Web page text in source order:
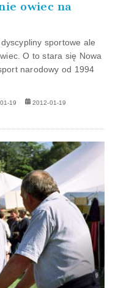
owiec na
sportowe ale
O to stara się Nowa
narodowy od 1994
19 2012-01-19